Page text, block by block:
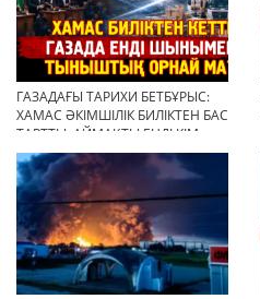
ГАЗАДАҒЫ ТАРИХИ БЕТБҰРЫС:
ХАМАС ӘКІМШІЛІК БИЛІКТЕН БАС
ТАРТТЫ. АЙМАҚТЫ ЕНДІ КІМ
БАСҚАРАДЫ?